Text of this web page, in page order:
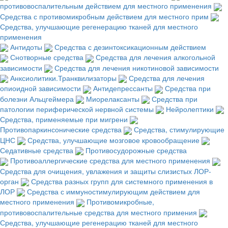
противовоспалительным действием для местного применения
Средства с противомикробным действием для местного прим
Средства, улучшающие регенерацию тканей для местного
применения
Антидоты
Средства с дезинтоксикационным действием
Снотворные средства
Средства для лечения алкогольной
зависимости
Средства для лечения никотиновой зависимости
Анксиолитики.Транквилизаторы
Средства для лечения
опиоидной зависимости
Антидепрессанты
Средства при
болезни Альцгеймера
Миорелаксанты
Средства при
патологии периферической нервной системы
Нейролептики
Средства, применяемые при мигрени
Противопаркинсонические средства
Средства, стимулирующие
ЦНС
Средства, улучшающие мозговое кровообращение
Седативные средства
Противосудорожные средства
Противоаллергические средства для местного применения
Средства для очищения, увлажения и защиты слизистых ЛОР-
орган
Средства разных групп для системного применения в
ЛОР
Средства с иммуностимулирующим действием для
местного применения
Противомикробные,
противовоспалительные средства для местного примения
Средства, улучшающие регенерацию тканей для местного